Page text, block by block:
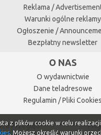
Reklama /
Warunki ogólne reklamy
Ogłoszenie /
Bezpłatny newsletter
O NAS
O wydawnictwie
Dane teladresowe
Regulamin / Pliki Cookies
Przegląd
z plików cookie w celu realizacji
. Możesz określić warunki